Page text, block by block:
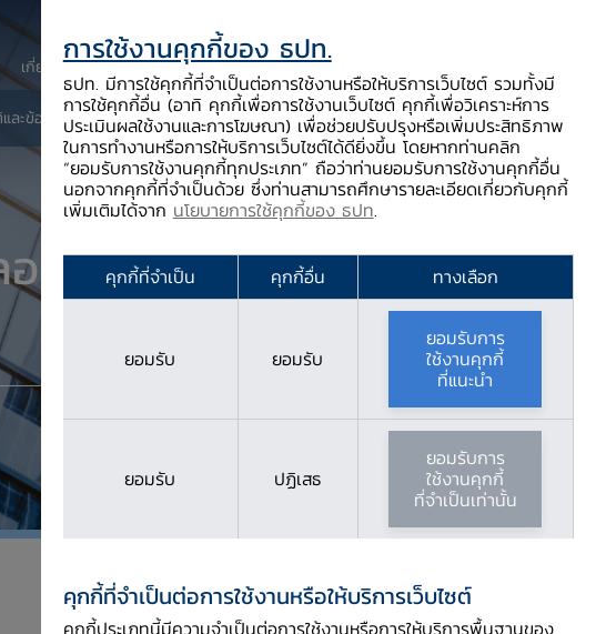
ละข้อมูลเผยแพร่ บริการจาก ธปท. นวัตกรรมภาคการเงิน สตางค์ Story
เกี่ยวกับ ธปท. ติดต่อเรา ช่วยเหลือ / ร้องเรียน EN
มบนเพจออนไลน์
การใช้งานคุกกี้ของ ธปท.
ธปท. มีการใช้คุกกี้ที่จำเป็นต่อการใช้งานหรือให้บริการเว็บไซต์ รวมทั้งมี
การใช้คุกกี้อื่น (อาทิ คุกกี้เพื่อการใช้งานเว็บไซต์ คุกกี้เพื่อวิเคราะห์การ
ประเมินผลใช้งานและการโฆษณา) เพื่อช่วยปรับปรุงหรือเพิ่มประสิทธิภาพ
ในการทำงานหรือการให้บริการเว็บไซต์ได้ดียิ่งขึ้น โดยหากท่านคลิก
“ยอมรับการใช้งานคุกกี้ทุกประเภท” ถือว่าท่านยอมรับการใช้งานคุกกี้อื่น
นอกจากคุกกี้ที่จำเป็นด้วย ซึ่งท่านสามารถศึกษารายละเอียดเกี่ยวกับคุกกี้
เพิ่มเติมได้จาก นโยบายการใช้คุกกี้ของ ธปท.
คุกกี้ที่จำเป็น คุกกี้อื่น ทางเลือก
ยอมรับ ยอมรับ
ยอมรับการ
ใช้งานคุกกี้
ที่แนะนำ
ยอมรับ ปฏิเสธ
ยอมรับการ
ใช้งานคุกกี้
ที่จำเป็นเท่านั้น
คุกกี้ที่จำเป็นต่อการใช้งานหรือให้บริการเว็บไซต์
คุกกี้ประเภทนี้มีความจำเป็นต่อการใช้งานหรือการให้บริการพื้นฐานของ